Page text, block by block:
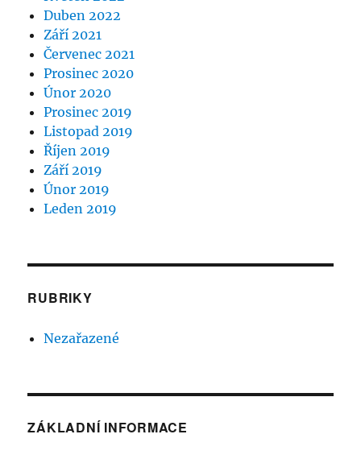
Duben 2022
Září 2021
Červenec 2021
Prosinec 2020
Únor 2020
Prosinec 2019
Listopad 2019
Říjen 2019
Září 2019
Únor 2019
Leden 2019
RUBRIKY
Nezařazené
ZÁKLADNÍ INFORMACE